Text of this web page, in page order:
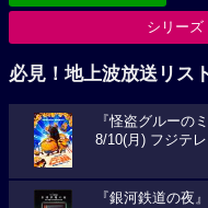
シリーズ
必見！地上波放送リス
『怪盗グルーの
8/10(月) フジテ
『銀河鉄道の夜』